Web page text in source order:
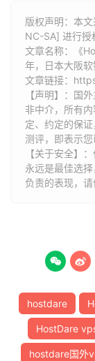
版权声明：本
NC-SA] 进行授
文章名称：《
年，日本大阪
文章链接：
【声明】：国
非中介，所有
定、约定的保
测评，即表示您
【关于安全】
永远是最佳选
负责的表现，请
 
hostdare
HostDare
hostdare国外